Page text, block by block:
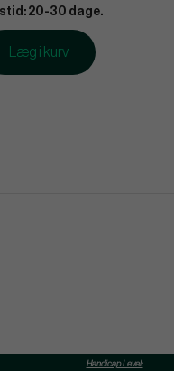
20-30 dage.
Læg i kurv
Handicap Level: